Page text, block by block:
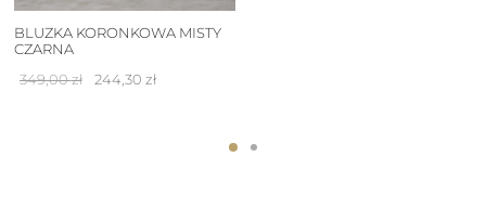
BLUZKA KORONKOWA MISTY
CZARNA
349,00zł
Pierwotna
244,30 zł